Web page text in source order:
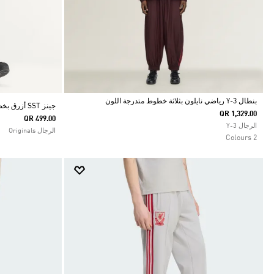
Selected
بنطال Y-3 رياضي نايلون بثلاثة خطوط متدرجة اللون
QR 1,329.00
الرجال Y-3
2 Colours
جينز SST أزرق بخصر متوسط الارتفاع بقصة أرجل مستقيمة
QR 499.00
الرجال Originals